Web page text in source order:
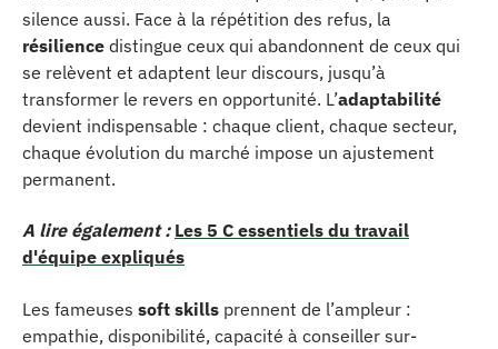
silence aussi. Face à la répétition des refus, la
résilience distingue ceux qui abandonnent de ceux qui
se relèvent et adaptent leur discours, jusqu’à
transformer le revers en opportunité. L’adaptabilité
devient indispensable : chaque client, chaque secteur,
chaque évolution du marché impose un ajustement
permanent.
A lire également : Les 5 C essentiels du travail
d'équipe expliqués
Les fameuses soft skills prennent de l’ampleur :
empathie, disponibilité, capacité à conseiller sur-